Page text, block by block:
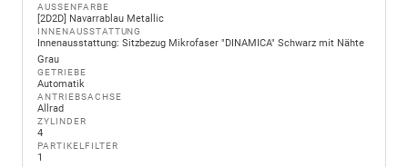
AUSSENFARBE
[2D2D] Navarrablau Metallic
INNENAUSSTATTUNG
Innenausstattung: Sitzbezug Mikrofaser "DINAMICA" Schwarz mit Nähte
Grau
GETRIEBE
Automatik
ANTRIEBSACHSE
Allrad
ZYLINDER
4
PARTIKELFILTER
1